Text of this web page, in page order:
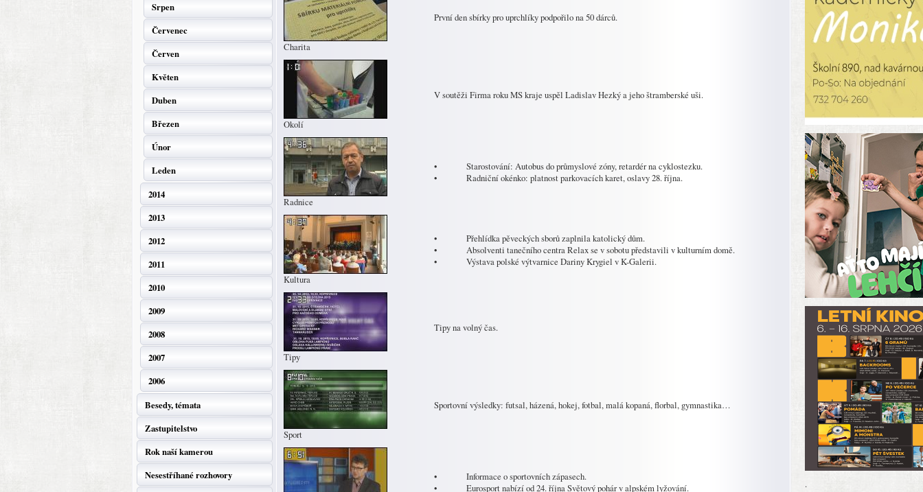
Srpen
Červenec
Červen
Květen
Duben
Březen
Únor
Leden
2014
2013
2012
2011
2010
2009
2008
2007
2006
Besedy, témata
Zastupitelstvo
Rok naší kamerou
Nesestříhané rozhovory
Charita
První den sbírky pro uprchlíky podpořilo na 50 dárců.
Okolí
V soutěži Firma roku MS kraje uspěl Ladislav Hezký a jeho štramberské uši.
Radnice
• Starostování: Autobus do průmyslové zóny, retardér na cyklostezku.
• Radniční okénko: platnost parkovacích karet, oslavy 28. října.
Kultura
• Přehlídka pěveckých sborů zaplnila katolický dům.
• Absolventi tanečního centra Relax se v sobotu představili v kulturním domě.
• Výstava polské výtvarnice Dariny Krygiel v K-Galerii.
Tipy
Tipy na volný čas.
Sport
Sportovní výsledky: futsal, házená, hokej, fotbal, malá kopaná, florbal, gymnastika…
• Informace o sportovních zápasech.
• Eurosport nabízí od 24. října Světový pohár v alpském lyžování.
.